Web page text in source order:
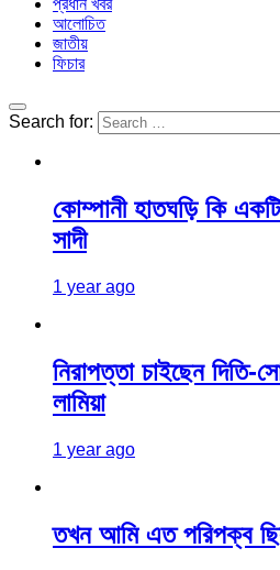
প্রধান খবর
আলোচিত
জাতীয়
ফিচার
Search for:
কোম্পানী হাতঘড়ি কি
সাদী
1 year ago
নিরাপত্তা চাইছেন দিতি-
লামিয়া
1 year ago
তখন আমি এত পরিপক্ব